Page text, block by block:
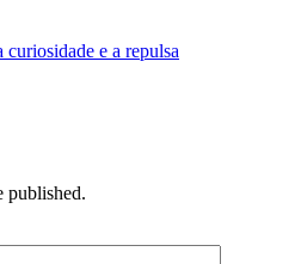
e a repulsa
published.